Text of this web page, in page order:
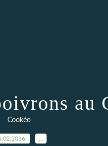
au
Cookéo